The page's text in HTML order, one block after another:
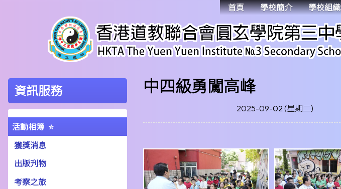
首頁 學校簡介 學校組織
資訊服務
活動相簿
獲獎消息
出版刋物
考察之旅
中四級勇闖高峰
2025-09-02 (星期二)